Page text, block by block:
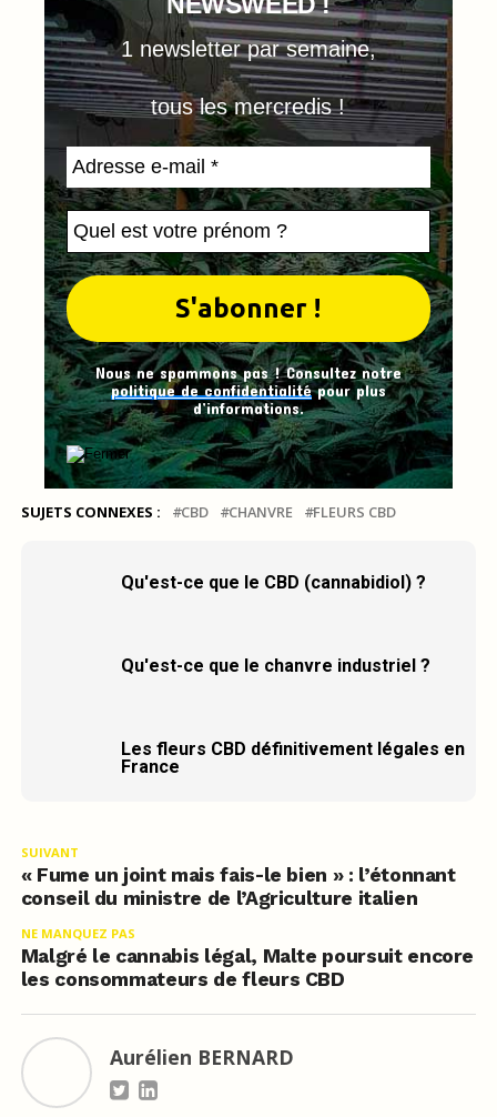
1 newsletter par semaine,
tous les mercredis !
Nous ne spammons pas ! Consultez notre
politique de confidentialitépour plus
d’informations.
SUJETS CONNEXES : CBD CHANVRE FLEURS CBD
Qu'est-ce que le CBD (cannabidiol) ?
Qu'est-ce que le chanvre industriel ?
Les fleurs CBD définitivement légales en
France
SUIVANT
« Fume un joint mais fais-le bien » : l’étonnant
conseil du ministre de l’Agriculture italien
NE MANQUEZ PAS
Malgré le cannabis légal, Malte poursuit encore
les consommateurs de fleurs CBD
Aurélien BERNARD